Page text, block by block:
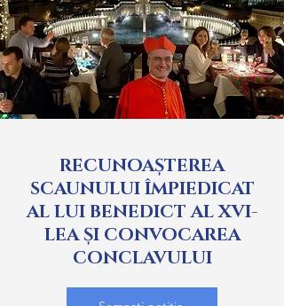
RECUNOAȘTEREA
SCAUNULUI ÎMPIEDICAT
AL LUI BENEDICT AL XVI-
LEA ȘI CONVOCAREA
CONCLAVULUI